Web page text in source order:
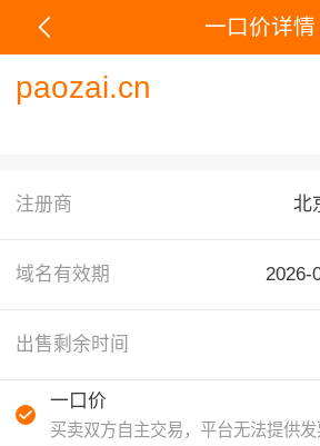
一口价详情
paozai.cn
注册商 北
域名有效期 2026-
出售剩余时间
一口价
买卖双方自主交易，平台无法提供发